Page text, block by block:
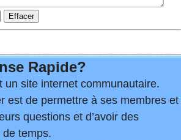
Rapide?
un site internet communautaire.
est de permettre à ses membres et
questions et d’avoir des
temps.